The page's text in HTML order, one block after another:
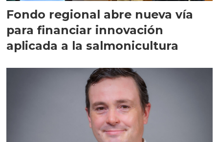
Fondo regional abre nueva vía
para financiar innovación
aplicada a la salmonicultura